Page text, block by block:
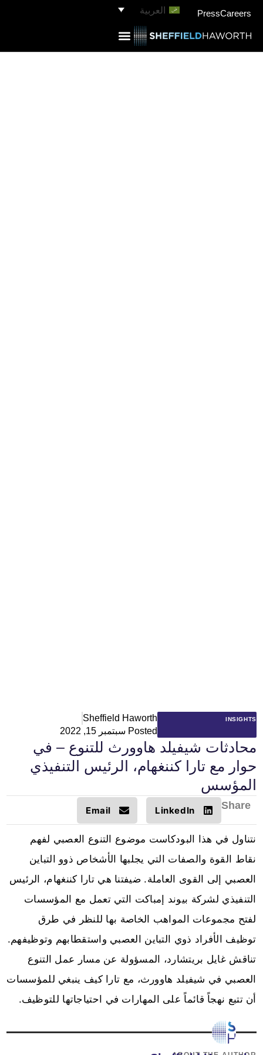
Careers
Press العربية
Sheffield Haworth
Posted سبتمبر 15, 2022
INSIGHTS
محادثات شيفيلد هاوورث للتنوع – في
حوار مع تارا كننغهام، الرئيس التنفيذي
المؤسس
Share
LinkedIn
Email
نتناول في هذا البودكاست موضوع التنوع العصبي لفهم
نقاط القوة والصفات التي يجلبها الأشخاص ذوو التباين
العصبي إلى القوى العاملة. ضيفتنا هي تارا كننغهام، الرئيس
التنفيذي لشركة بيوند إمباكت التي تعمل مع المؤسسات
لفتح مجموعات المواهب الخاصة بها للنظر في طرق
توظيف الأفراد ذوي التباين العصبي واستقطابهم وتوظيفهم.
تناقش غايل بريتشارد، المسؤولة عن مسار عمل التنوع
العصبي في شيفيلد هاوورث، مع تارا كيف ينبغي للمؤسسات
أن تتبع نهجاً قائماً على المهارات في احتياجاتها للتوظيف.